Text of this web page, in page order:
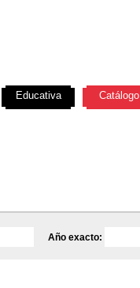
Año exacto:
Educativa Catálogo